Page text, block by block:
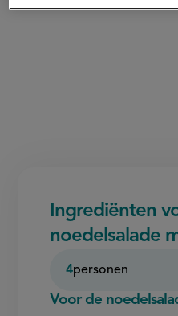
Ingrediënten
noedelsalade
4personen
Voor de